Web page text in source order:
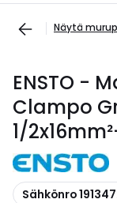
Näytä
ENSTO -
Clampo
1/
Kopioi
Sähkönro